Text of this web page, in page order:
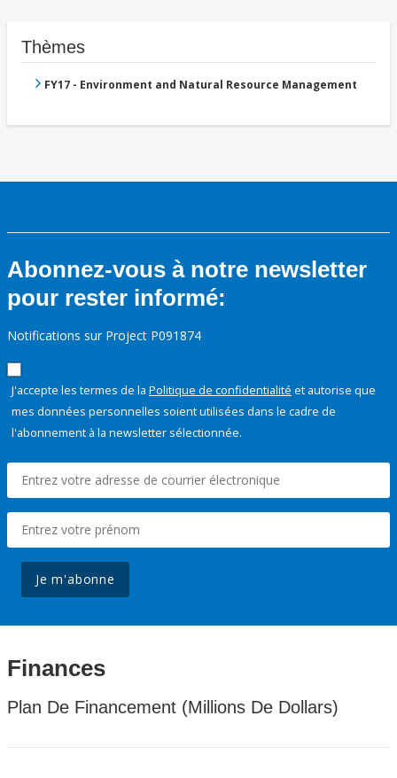
Thèmes
FY17 - Environment and Natural Resource Management
Abonnez-vous à notre newsletter
pour rester informé:
Notifications sur Project P091874
J'accepte les termes de la Politique de confidentialité et autorise que
mes données personnelles soient utilisées dans le cadre de
l'abonnement à la newsletter sélectionnée.
Je m'abonne
Finances
Plan De Financement (Millions De Dollars)